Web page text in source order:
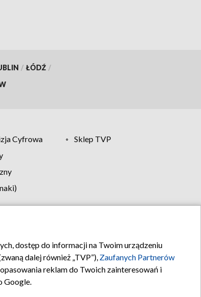
/ ŁÓDŹ /
Cyfrowa
Sklep TVP
Kontakt
dostęp do informacji na Twoim urządzeniu
dalej również „TVP”), Zaufanych Partnerów
reklam do Twoich zainteresowań i
Google.